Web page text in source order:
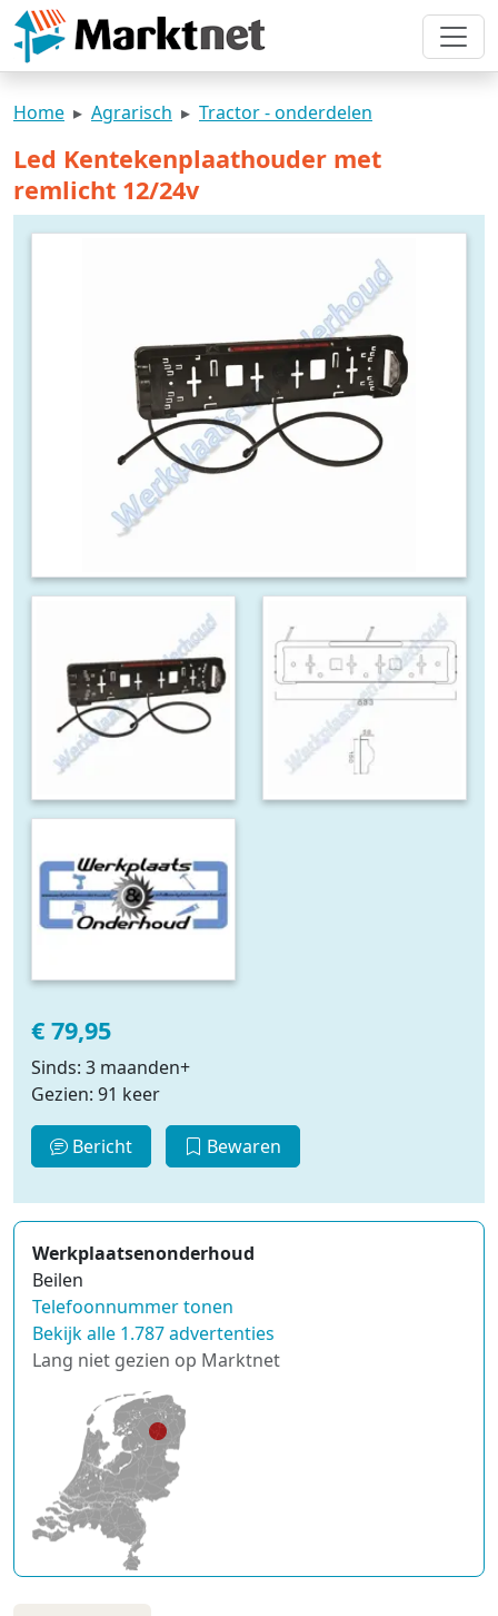
Home Agrarisch Tractor - onderdelen
Led Kentekenplaathouder met
remlicht 12/24v
€ 79,95
Sinds: 3 maanden+
Gezien: 91 keer
Bericht Bewaren
Werkplaatsenonderhoud
Beilen
Telefoonnummer tonen
Bekijk alle 1.787 advertenties
Lang niet gezien op Marktnet